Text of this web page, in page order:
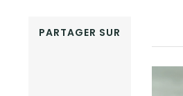
PARTAGER SUR